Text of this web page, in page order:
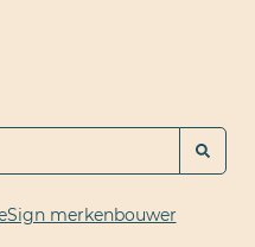
merkenbouwer